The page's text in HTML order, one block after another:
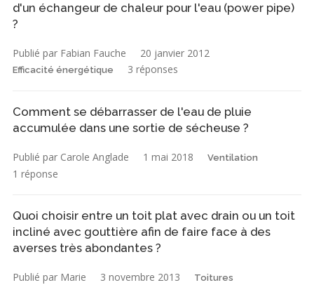
d'un échangeur de chaleur pour l'eau (power pipe)
?
Publié par Fabian Fauche 20 janvier 2012
Efficacité énergétique 3 réponses
Comment se débarrasser de l'eau de pluie
accumulée dans une sortie de sécheuse ?
Publié par Carole Anglade 1 mai 2018 Ventilation
1 réponse
Quoi choisir entre un toit plat avec drain ou un toit
incliné avec gouttière afin de faire face à des
averses très abondantes ?
Publié par Marie 3 novembre 2013 Toitures